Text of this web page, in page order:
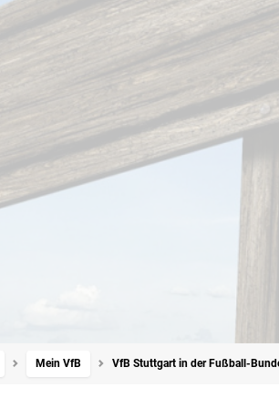
Mein VfB VfB Stuttgart in der Fußball-